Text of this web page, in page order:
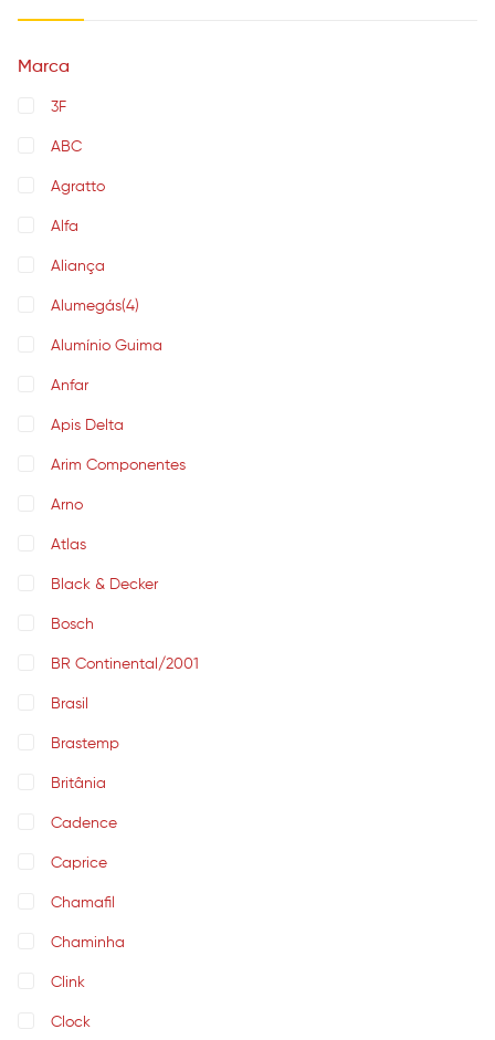
Marca
3F
ABC
Agratto
Alfa
Aliança
Alumegás(4)
Alumínio Guima
Anfar
Apis Delta
Arim Componentes
Arno
Atlas
Black & Decker
Bosch
BR Continental/2001
Brasil
Brastemp
Britânia
Cadence
Caprice
Chamafil
Chaminha
Clink
Clock